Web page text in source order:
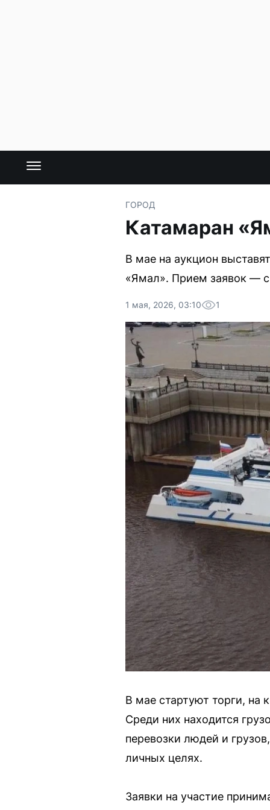
ГОРОД
Катамаран
В мае на аукцион
«Ямал». Прием заявок —
1 мая, 2026, 03:10 1
В мае стартуют торги, на
Среди них находится
перевозки людей и
личных целях.
Заявки на участие